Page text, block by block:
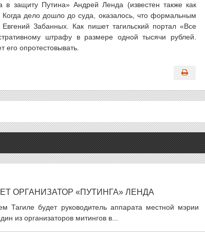
в защиту Путина» Андрей Ленда (известен также как
дело дошло до суда, оказалось, что формальным
Забанных. Как пишет тагильский портал «Все
штрафу в размере одной тысячи рублей.
опротестовывать.
ОРГАНИЗАТОР «ПУТИНГА» ЛЕНДА
Тагиле будет руководитель аппарата местной мэрии
из организаторов митингов в...